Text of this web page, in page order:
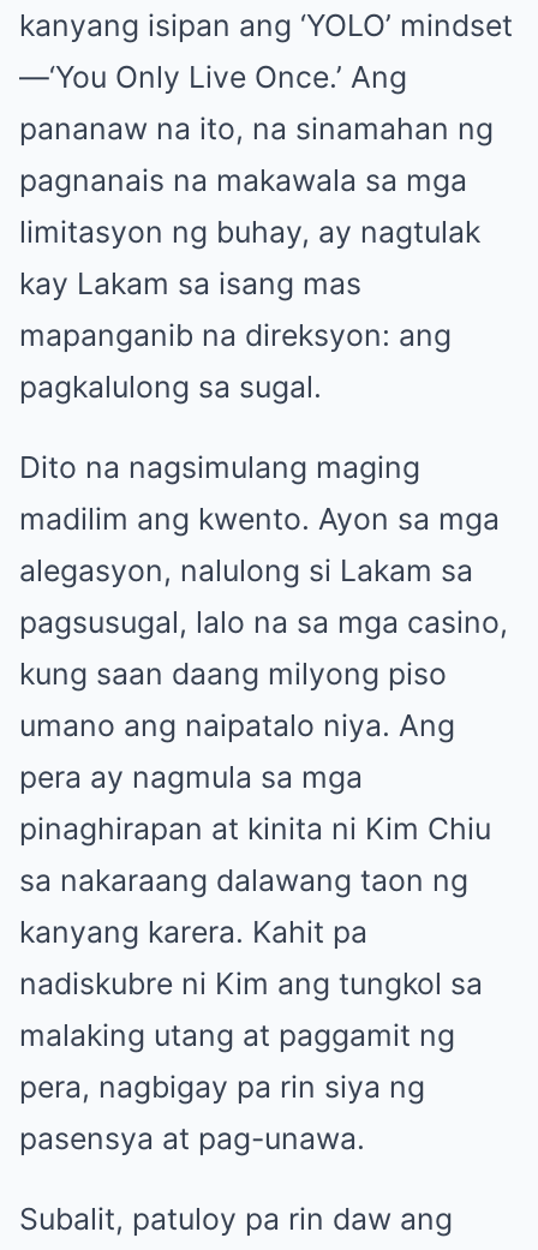
kanyang isipan ang ‘YOLO’ mindset
—‘You Only Live Once.’ Ang
pananaw na ito, na sinamahan ng
pagnanais na makawala sa mga
limitasyon ng buhay, ay nagtulak
kay Lakam sa isang mas
mapanganib na direksyon: ang
pagkalulong sa sugal.
Dito na nagsimulang maging
madilim ang kwento. Ayon sa mga
alegasyon, nalulong si Lakam sa
pagsusugal, lalo na sa mga casino,
kung saan daang milyong piso
umano ang naipatalo niya. Ang
pera ay nagmula sa mga
pinaghirapan at kinita ni Kim Chiu
sa nakaraang dalawang taon ng
kanyang karera. Kahit pa
nadiskubre ni Kim ang tungkol sa
malaking utang at paggamit ng
pera, nagbigay pa rin siya ng
pasensya at pag-unawa.
Subalit, patuloy pa rin daw ang